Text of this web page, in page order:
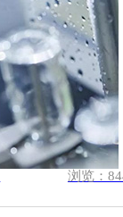
浏览：